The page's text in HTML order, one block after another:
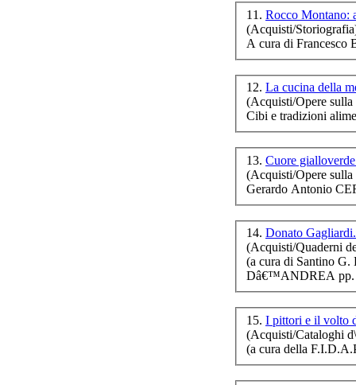
I
11. Rocco Montano:
(Acquisti/
A cura di
12. La cucina della
(Acquisti/Opere sulla
Cibi e tradizioni
13. Cuore
(Acquisti/Opere sulla
Gerardo Antonio
14. Donato
(Acquisti/Quaderni
(a cura di Santino
Dâ€™ANDREA pp.
15. I pittori e il volto
(Acquisti/Cataloghi
(a cura della